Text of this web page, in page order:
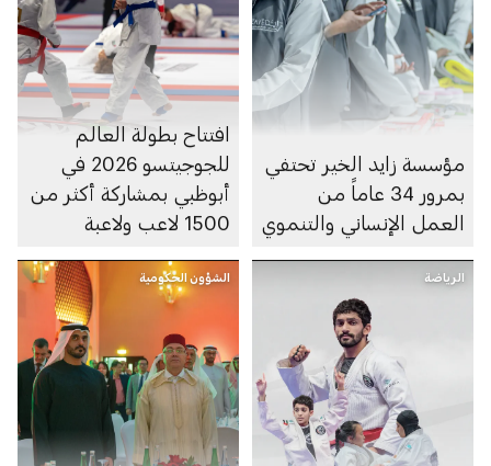
مؤسسة زايد الخير تحتفي
بمرور 34 عاماً من
العمل الإنساني والتنموي
افتتاح بطولة العالم
للجوجيتسو 2026 في
أبوظبي بمشاركة أكثر من
1500 لاعب ولاعبة
الرياضة الشؤون الحكومية